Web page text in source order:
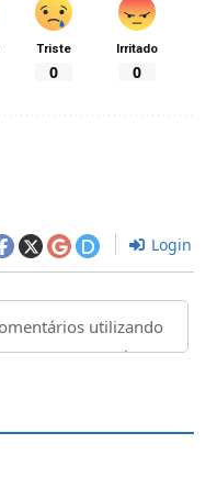
Triste
0
Irritado
0
Login